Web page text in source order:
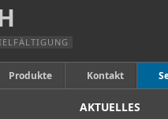
Produkte
Kontakt
AKTUELLES